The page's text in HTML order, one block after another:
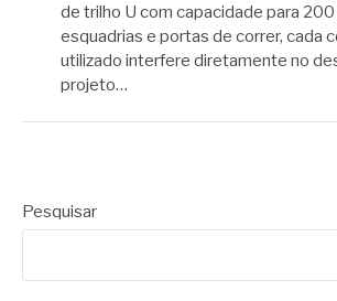
de trilho U com capacidade para
esquadrias e portas de correr, cada
utilizado interfere diretamente no
projeto…
Pesquisar